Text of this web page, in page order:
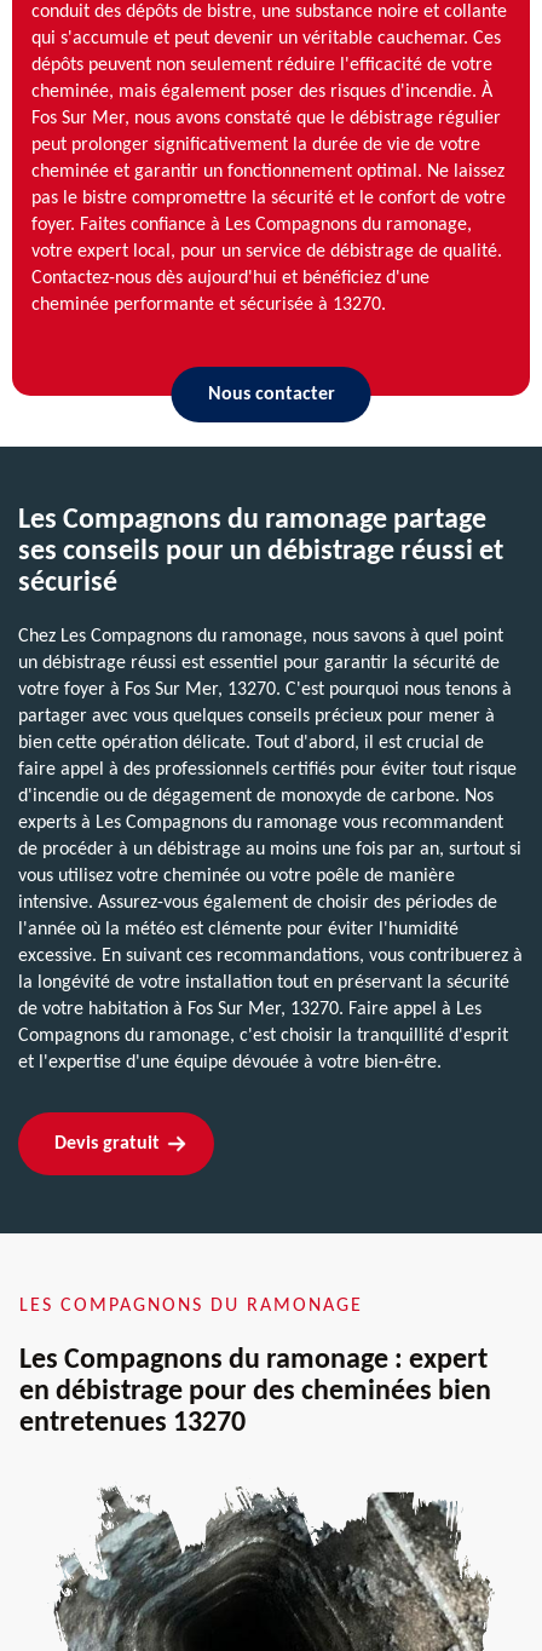
conduit des dépôts de bistre, une substance noire et collante
qui s'accumule et peut devenir un véritable cauchemar. Ces
dépôts peuvent non seulement réduire l'efficacité de votre
cheminée, mais également poser des risques d'incendie. À
Fos Sur Mer, nous avons constaté que le débistrage régulier
peut prolonger significativement la durée de vie de votre
cheminée et garantir un fonctionnement optimal. Ne laissez
pas le bistre compromettre la sécurité et le confort de votre
foyer. Faites confiance à Les Compagnons du ramonage,
votre expert local, pour un service de débistrage de qualité.
Contactez-nous dès aujourd'hui et bénéficiez d'une
cheminée performante et sécurisée à 13270.
Nous contacter
Les Compagnons du ramonage partage
ses conseils pour un débistrage réussi et
sécurisé
Chez Les Compagnons du ramonage, nous savons à quel point
un débistrage réussi est essentiel pour garantir la sécurité de
votre foyer à Fos Sur Mer, 13270. C'est pourquoi nous tenons à
partager avec vous quelques conseils précieux pour mener à
bien cette opération délicate. Tout d'abord, il est crucial de
faire appel à des professionnels certifiés pour éviter tout risque
d'incendie ou de dégagement de monoxyde de carbone. Nos
experts à Les Compagnons du ramonage vous recommandent
de procéder à un débistrage au moins une fois par an, surtout si
vous utilisez votre cheminée ou votre poêle de manière
intensive. Assurez-vous également de choisir des périodes de
l'année où la météo est clémente pour éviter l'humidité
excessive. En suivant ces recommandations, vous contribuerez à
la longévité de votre installation tout en préservant la sécurité
de votre habitation à Fos Sur Mer, 13270. Faire appel à Les
Compagnons du ramonage, c'est choisir la tranquillité d'esprit
et l'expertise d'une équipe dévouée à votre bien-être.
Devis gratuit
LES COMPAGNONS DU RAMONAGE
Les Compagnons du ramonage : expert
en débistrage pour des cheminées bien
entretenues 13270